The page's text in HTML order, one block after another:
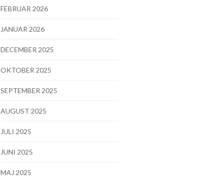
FEBRUAR 2026
JANUAR 2026
DECEMBER 2025
OKTOBER 2025
SEPTEMBER 2025
AUGUST 2025
JULI 2025
JUNI 2025
MAJ 2025